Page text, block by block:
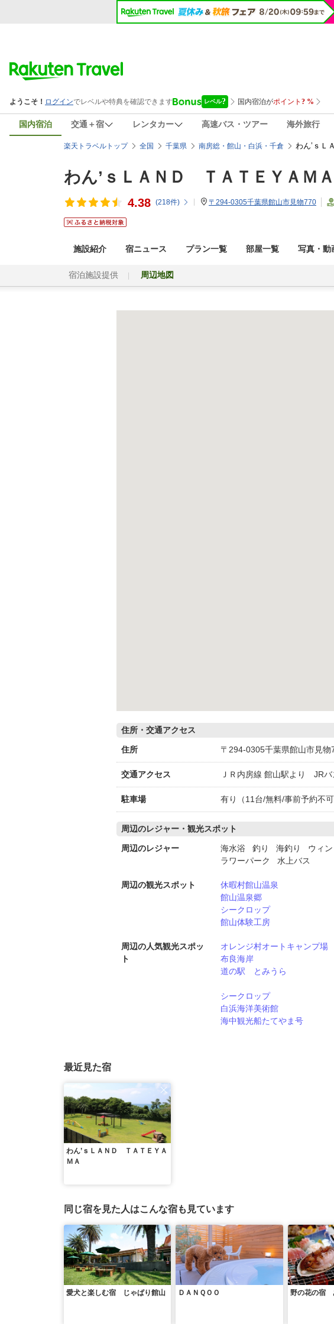
国内宿泊 交通＋宿 レンタカー 高速バス・ツアー 海外旅行
楽天トラベルトップ 全国 千葉県 南房総・館山・白浜・千倉 わん’ｓＬ
わん’ｓＬＡＮＤ ＴＡＴＥＹＡＭＡ
4.38 (218件) 〒294-0305千葉県館山市見物770
施設紹介 宿ニュース プラン一覧 部屋一覧 写真・動
宿泊施設提供 周辺地図
住所・交通アクセス
住所 〒294-0305千葉県館山市見物
交通アクセス ＪＲ内房線 館山駅より JR
駐車場 有り（11台/無料/事前予約不
周辺のレジャー・観光スポット
周辺のレジャー
海水浴 釣り 海釣り ウィ
ラワーパーク 水上バス
周辺の観光スポット 休暇村館山温泉
館山温泉郷
シークロップ
館山体験工房
周辺の人気観光スポッ
ト
オレンジ村オートキャンプ場
布良海岸
道の駅 とみうら
シークロップ
白浜海洋美術館
海中観光船たてやま号
最近見た宿
わん’ｓＬＡＮＤ ＴＡＴＥＹＡ
ＭＡ
同じ宿を見た人はこんな宿も見ています
愛犬と楽しむ宿 じゃぱり館山 ＤＡＮＱＯＯ 野の花の宿